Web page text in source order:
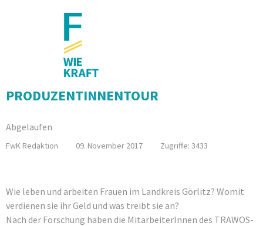
PRODUZENTINNENTOUR
Abgelaufen
FwK Redaktion
Forschung
09. November 2017 Zugriffe: 3433
Wie leben und arbeiten Frauen im Landkreis Görlitz? Womit
verdienen sie ihr Geld und was treibt sie an?
Nach der Forschung haben die MitarbeiterInnen des TRAWOS-